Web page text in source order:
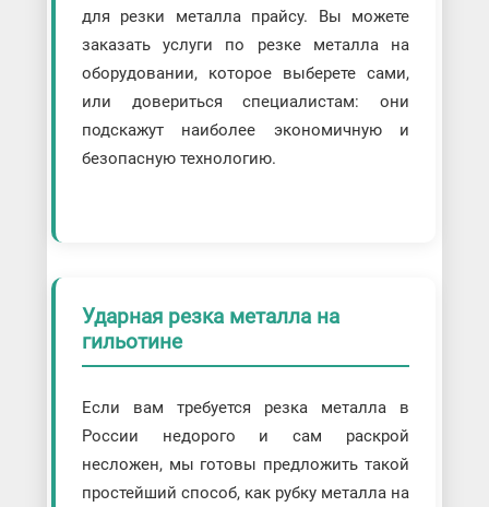
для резки металла прайсу. Вы можете
заказать услуги по резке металла на
оборудовании, которое выберете сами,
или довериться специалистам: они
подскажут наиболее экономичную и
безопасную технологию.
Ударная резка металла на
гильотине
Если вам требуется резка металла в
России недорого и сам раскрой
несложен, мы готовы предложить такой
простейший способ, как рубку металла на